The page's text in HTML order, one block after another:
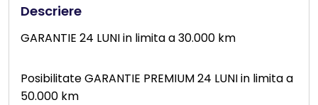
Descriere
GARANTIE 24 LUNI in limita a 30.000 km
Posibilitate GARANTIE PREMIUM 24 LUNI in limita a
50.000 km